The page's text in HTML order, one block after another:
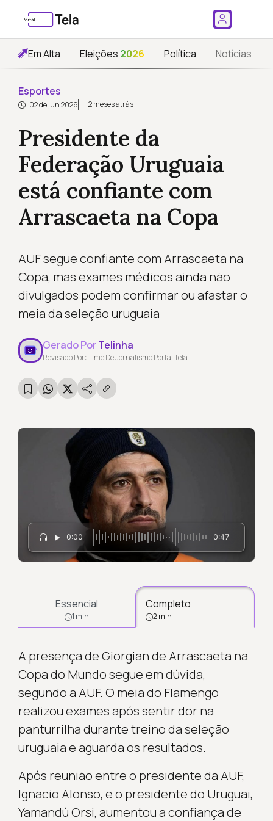
Em Alta Eleições 2026 Política Notícias
Esportes
02 de jun 2026 2 meses atrás
Presidente da
Federação Uruguaia
está confiante com
Arrascaeta na Copa
AUF segue confiante com Arrascaeta na
Copa, mas exames médicos ainda não
divulgados podem confirmar ou afastar o
meia da seleção uruguaia
Gerado PorTelinha
Revisado Por: Time De Jornalismo Portal Tela
0:00 0:47
Essencial
1 min
Completo
2 min
A presença de Giorgian de Arrascaeta na
Copa do Mundo segue em dúvida,
segundo a AUF. O meia do Flamengo
realizou exames após sentir dor na
panturrilha durante treino da seleção
uruguaia e aguarda os resultados.
Após reunião entre o presidente da AUF,
Ignacio Alonso, e o presidente do Uruguai,
Yamandú Orsi, aumentou a confiança de